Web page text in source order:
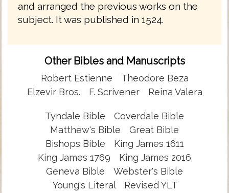
and arranged the previous works on the
subject. It was published in 1524.
Other Bibles and Manuscripts
Robert Estienne
Theodore Beza
Elzevir Bros.
F. Scrivener Reina Valera
Tyndale Bible
Coverdale Bible
Matthew's Bible
Great Bible
Bishops Bible
King James 1611
King James 1769
King James 2016
Geneva Bible
Webster's Bible
Young's Literal
Revised YLT